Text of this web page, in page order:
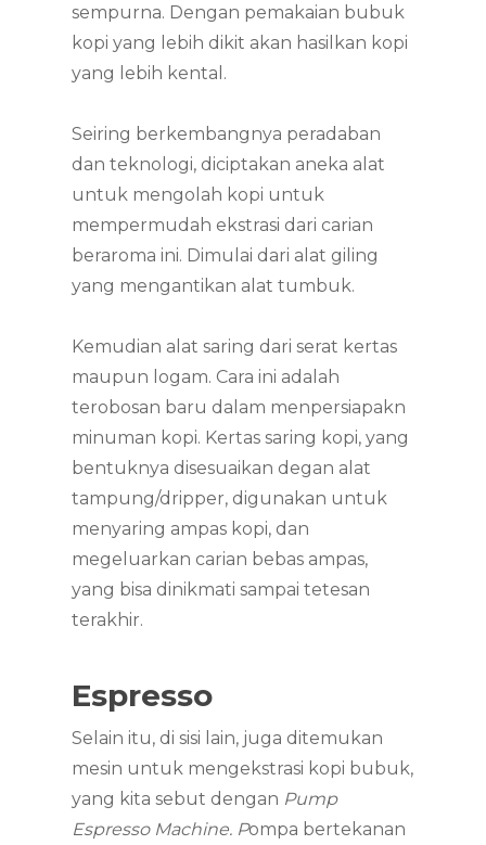
sempurna. Dengan pemakaian bubuk
kopi yang lebih dikit akan hasilkan kopi
yang lebih kental.
Seiring berkembangnya peradaban
dan teknologi, diciptakan aneka alat
untuk mengolah kopi untuk
mempermudah ekstrasi dari carian
beraroma ini. Dimulai dari alat giling
yang mengantikan alat tumbuk.
Kemudian alat saring dari serat kertas
maupun logam. Cara ini adalah
terobosan baru dalam menpersiapakn
minuman kopi. Kertas saring kopi, yang
bentuknya disesuaikan degan alat
tampung/dripper, digunakan untuk
menyaring ampas kopi, dan
megeluarkan carian bebas ampas,
yang bisa dinikmati sampai tetesan
terakhir.
Espresso
Selain itu, di sisi lain, juga ditemukan
mesin untuk mengekstrasi kopi bubuk,
yang kita sebut dengan Pump
Espresso Machine. Pompa bertekanan